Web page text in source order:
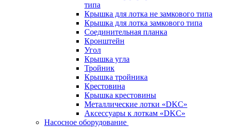
типа
Крышка для лотка не замкового типа
Крышка для лотка замкового типа
Соединительная планка
Кронштейн
Угол
Крышка угла
Тройник
Крышка тройника
Крестовина
Крышка крестовины
Металлические лотки «DKC»
Аксессуары к лоткам «DKC»
Насосное оборудование